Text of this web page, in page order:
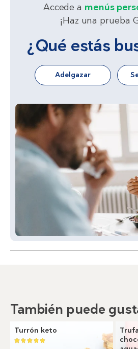
Accede a menús
¡Haz una prueba
¿Qué estás
Adelgazar
También puede
Turrón keto